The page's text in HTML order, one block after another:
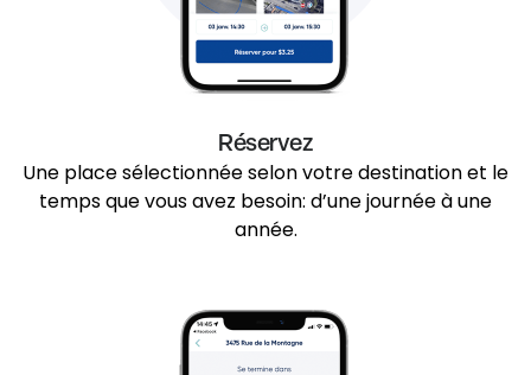
Réservez
Une place sélectionnée selon votre destination et le
temps que vous avez besoin: d’une journée à une
année.